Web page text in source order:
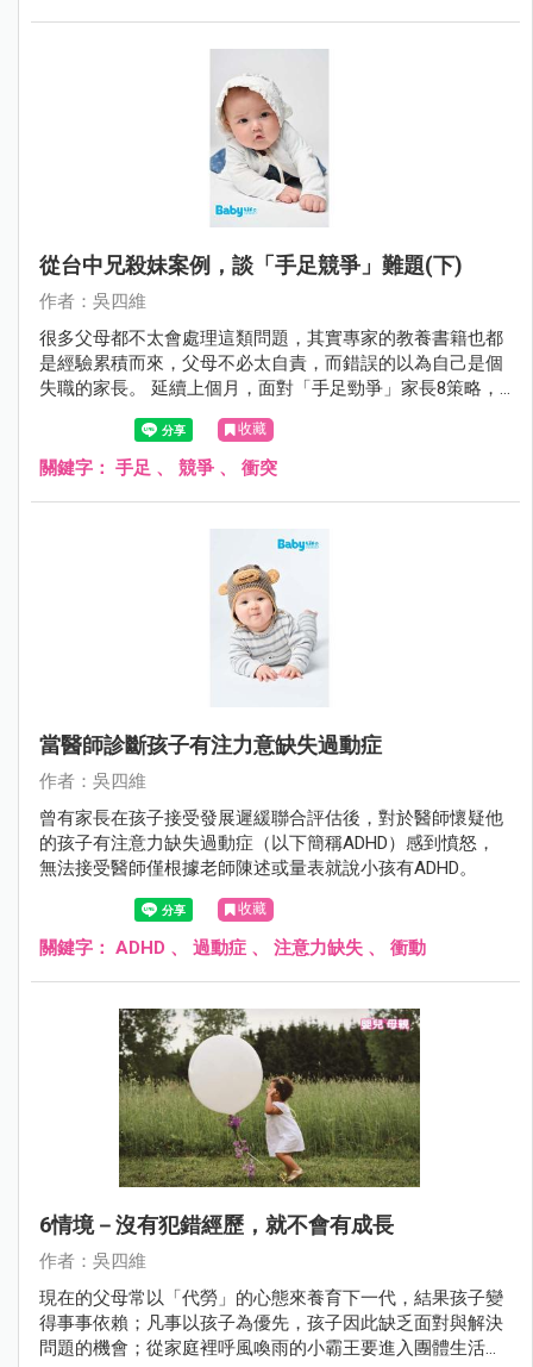
從台中兄殺妹案例，談「手足競爭」難題(下)
作者：吳四維
很多父母都不太會處理這類問題，其實專家的教養書籍也都
是經驗累積而來，父母不必太自責，而錯誤的以為自己是個
失職的家長。 延續上個月，面對「手足勁爭」家長8策略，4
收藏
關鍵字： 手足 、 競爭 、 衝突
當醫師診斷孩子有注力意缺失過動症
作者：吳四維
曾有家長在孩子接受發展遲緩聯合評估後，對於醫師懷疑他
的孩子有注意力缺失過動症（以下簡稱ADHD）感到憤怒，
無法接受醫師僅根據老師陳述或量表就說小孩有ADHD。
收藏
關鍵字： ADHD 、 過動症 、 注意力缺失 、 衝動
6情境－沒有犯錯經歷，就不會有成長
作者：吳四維
現在的父母常以「代勞」的心態來養育下一代，結果孩子變
得事事依賴；凡事以孩子為優先，孩子因此缺乏面對與解決
問題的機會；從家庭裡呼風喚雨的小霸王要進入團體生活成